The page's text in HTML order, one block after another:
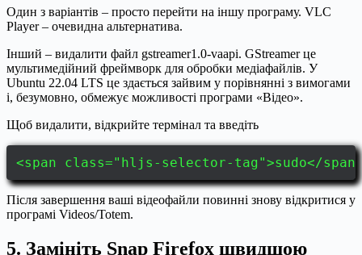
Один з варіантів – просто перейти на іншу програму. VLC
Player – очевидна альтернатива.
Інший – видалити файл gstreamer1.0-vaapi. GStreamer це
мультимедійний фреймворк для обробки медіафайлів. У
Ubuntu 22.04 LTS це здається зайвим у порівнянні з вимогами
і, безумовно, обмежує можливості програми «Відео».
Щоб видалити, відкрийте термінал та введіть
<span class="hljs-selector-tag">sudo</
Після завершення ваші відеофайли повинні знову відкритися у
програмі Videos/Totem.
5. Замініть Snap Firefox швидшою